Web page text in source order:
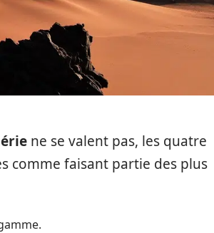
ne se valent pas, les quatre
comme faisant partie des plus